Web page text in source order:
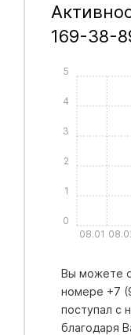
169-38-
08.01
0
1
2
3
4
5
Вы можете
номере +7
поступал с
благодаря